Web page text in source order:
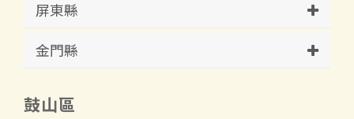
屏東縣
金門縣
鼓山區